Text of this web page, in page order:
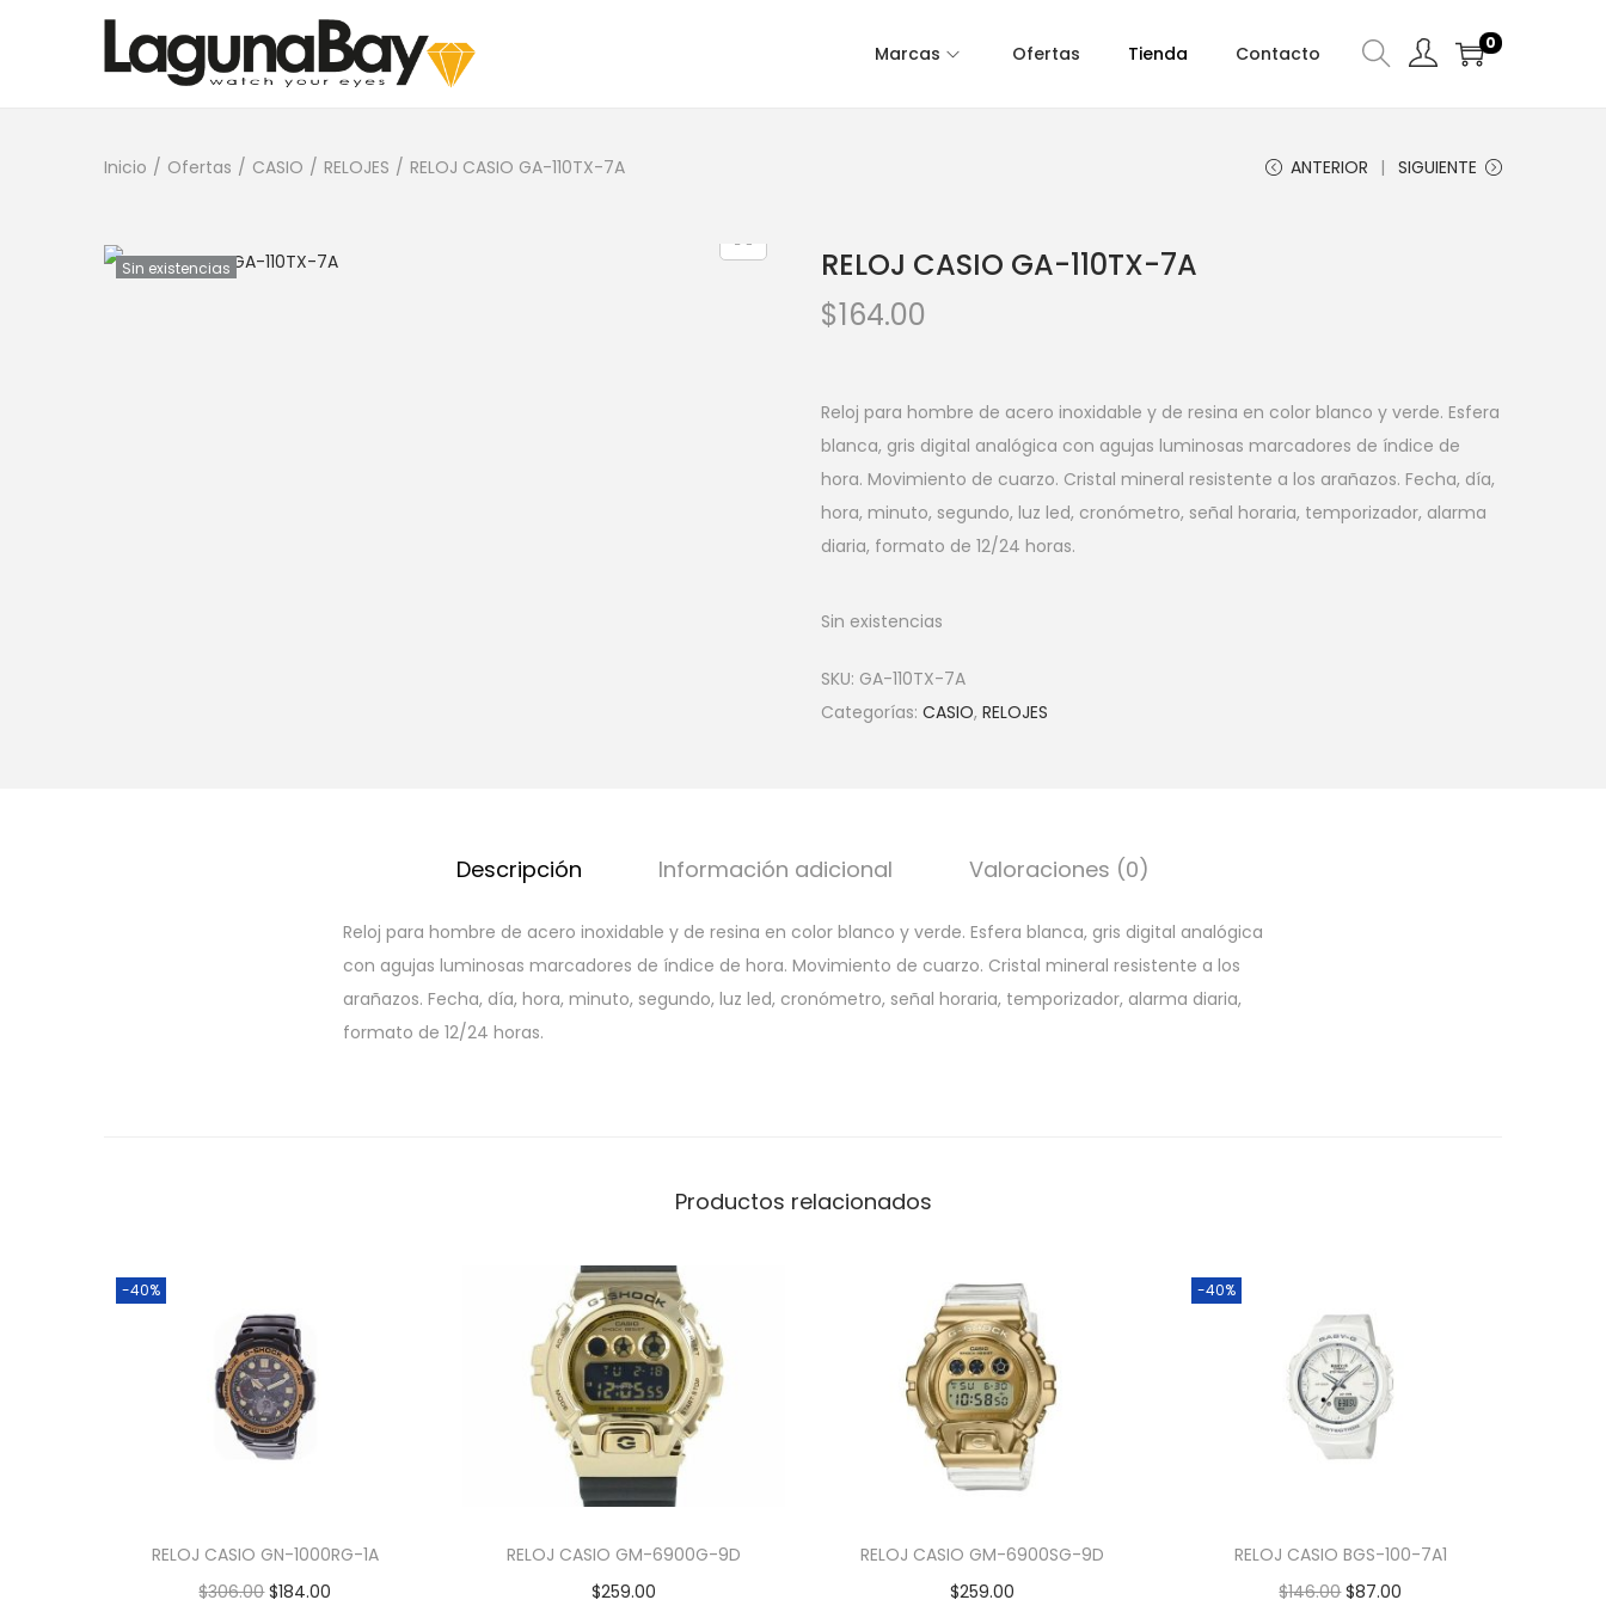
Marcas Ofertas Tienda Contacto 0
Inicio / Ofertas / CASIO / RELOJES / RELOJ CASIO GA-110TX-7A ANTERIOR SIGUIENTE
Sin existencias
RELOJ CASIO GA-110TX-7A
$164.00
Reloj para hombre de acero inoxidable y de resina en color blanco y verde. Esfera
blanca, gris digital analógica con agujas luminosas marcadores de índice de
hora. Movimiento de cuarzo. Cristal mineral resistente a los arañazos. Fecha, día,
hora, minuto, segundo, luz led, cronómetro, señal horaria, temporizador, alarma
diaria, formato de 12/24 horas.
Sin existencias
SKU: GA-110TX-7A
Categorías: CASIO, RELOJES
Descripción Información adicional Valoraciones (0)
Reloj para hombre de acero inoxidable y de resina en color blanco y verde. Esfera blanca, gris digital analógica
con agujas luminosas marcadores de índice de hora. Movimiento de cuarzo. Cristal mineral resistente a los
arañazos. Fecha, día, hora, minuto, segundo, luz led, cronómetro, señal horaria, temporizador, alarma diaria,
formato de 12/24 horas.
Productos relacionados
-40%
RELOJ CASIO GN-1000RG-1A
$306.00 $184.00
RELOJ CASIO GM-6900G-9D
$259.00
RELOJ CASIO GM-6900SG-9D
$259.00
-40%
RELOJ CASIO BGS-100-7A1
$146.00 $87.00